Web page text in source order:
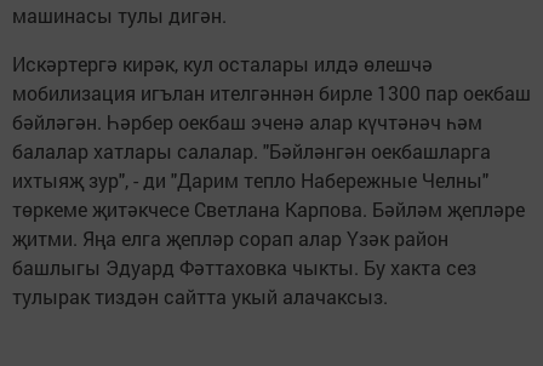
машинасы тулы дигән.
Искәртергә кирәк, кул осталары илдә өлешчә
мобилизация игълан ителгәннән бирле 1300 пар оекбаш
бәйләгән. Һәрбер оекбаш эченә алар күчтәнәч һәм
балалар хатлары салалар. "Бәйләнгән оекбашларга
ихтыяҗ зур", - ди "Дарим тепло Набережные Челны"
төркеме җитәкчесе Светлана Карпова. Бәйләм җепләре
җитми. Яңа елга җепләр сорап алар Үзәк район
башлыгы Эдуард Фәттаховка чыкты. Бу хакта сез
тулырак тиздән сайтта укый алачаксыз.